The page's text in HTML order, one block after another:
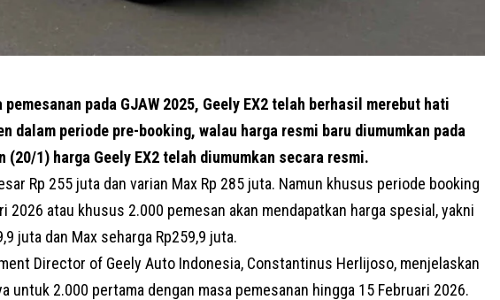
pemesanan pada GJAW 2025, Geely EX2 telah berhasil merebut hati
dalam periode pre-booking, walau harga resmi baru diumumkan pada
(20/1) harga Geely EX2 telah diumumkan secara resmi.
Rp 255 juta dan varian Max Rp 285 juta. Namun khusus periode booking
2026 atau khusus 2.000 pemesan akan mendapatkan harga spesial, yakni
juta dan Max seharga Rp259,9 juta.
Director of Geely Auto Indonesia, Constantinus Herlijoso, menjelaskan
untuk 2.000 pertama dengan masa pemesanan hingga 15 Februari 2026.